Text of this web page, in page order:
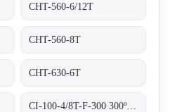
CHT-560-6/12T
CHT-560-8T
CHT-630-6T